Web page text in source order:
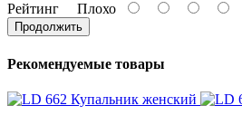
Рейтинг Плохо
Продолжить
Рекомендуемые товары